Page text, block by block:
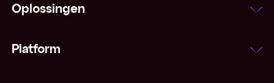
Oplossingen
Platform